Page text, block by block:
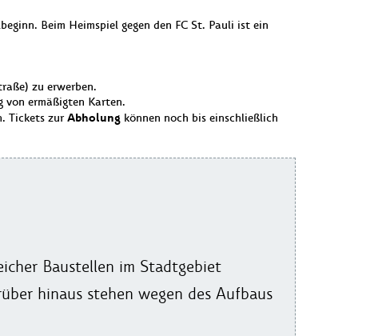
Beim Heimspiel gegen den FC St. Pauli ist ein
zu erwerben.
von ermäßigten Karten.
Tickets zurAbholung können noch bis einschließlich
Baustellen im Stadtgebiet
hinaus stehen wegen des Aufbaus